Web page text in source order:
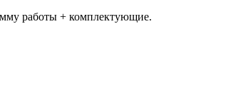
работы + комплектующие.